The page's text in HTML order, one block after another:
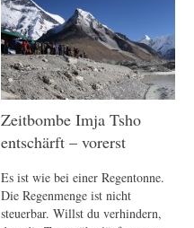
Zeitbombe Imja Tsho
entschärft – vorerst
Es ist wie bei einer Regentonne.
Die Regenmenge ist nicht
steuerbar. Willst du verhindern,